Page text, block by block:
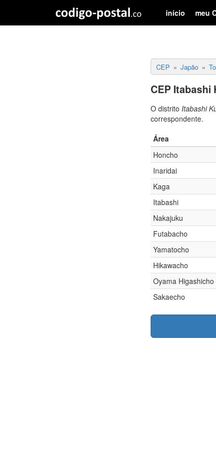
início meu
CEP Japão
CEP Itabashi
O distrito Itabashi
correspondente.
Área
Honcho
Inaridai
Kaga
Itabashi
Nakajuku
Futabacho
Yamatocho
Hikawacho
Oyama Higashicho
Sakaecho